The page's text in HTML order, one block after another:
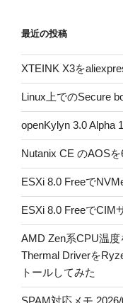
最近の投稿
XTEINK X3を
Linux上でのSecure
openKylyn 3.0 Alpha
Nutanix CE のAOS
ESXi 8.0 Freeで
ESXi 8.0 FreeでCIM
AMD Zen系CPU温
Thermal Driverを
トールしてみた